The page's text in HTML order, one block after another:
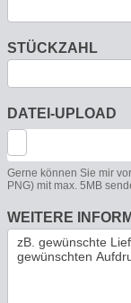
STÜCKZAHL
DATEI-UPLOAD
Gerne können Sie mir
PNG) mit max. 5MB
WEITERE